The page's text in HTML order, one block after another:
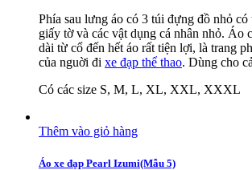
Phía sau lưng áo có 3 túi đựng đồ nhỏ có
giấy tờ và các vật dụng cá nhân nhỏ. Áo
dài từ cổ đến hết áo rất tiện lợi, là trang
của nguời đi xe đạp thể thao. Dùng cho
Có các size S, M, L, XL, XXL, XXXL
Thêm vào giỏ hàng
Áo xe đạp Pearl Izumi(Mẫu 5)